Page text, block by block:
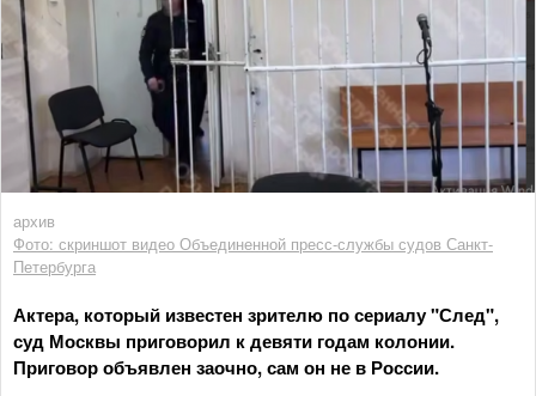
архив
Фото: скриншот видео Объединенной пресс-службы судов Санкт-
Петербурга
Актера, который известен зрителю по сериалу "След",
суд Москвы приговорил к девяти годам колонии.
Приговор объявлен заочно, сам он не в России.